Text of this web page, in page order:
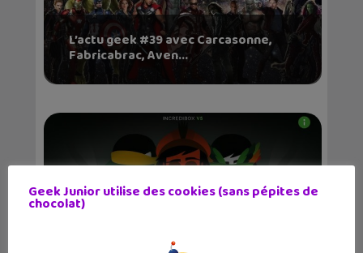
L’actu geek #39 avec Carcasonne,
Fabricabrac, Aven...
musique sur ton i...
Geek Junior utilise des cookies (sans pépites de
chocolat)